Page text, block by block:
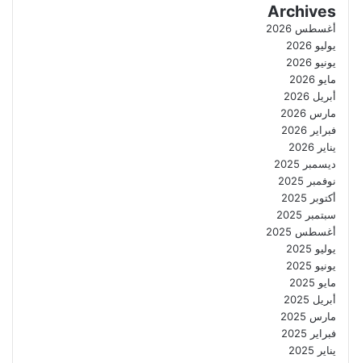
Archives
أغسطس 2026
يوليو 2026
يونيو 2026
مايو 2026
أبريل 2026
مارس 2026
فبراير 2026
يناير 2026
ديسمبر 2025
نوفمبر 2025
أكتوبر 2025
سبتمبر 2025
أغسطس 2025
يوليو 2025
يونيو 2025
مايو 2025
أبريل 2025
مارس 2025
فبراير 2025
يناير 2025